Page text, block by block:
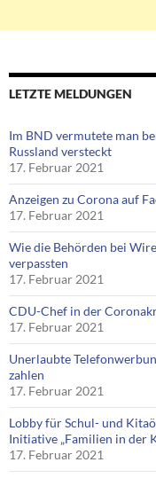
LETZTE MELDUNGEN
Im BND vermutete man
Russland versteckt
17. Februar 2021
Anzeigen zu Corona auf
17. Februar 2021
Wie die Behörden bei
verpassten
17. Februar 2021
CDU-Chef in der
17. Februar 2021
Unerlaubte
zahlen
17. Februar 2021
Lobby für Schul- und
Initiative „Familien in der
17. Februar 2021